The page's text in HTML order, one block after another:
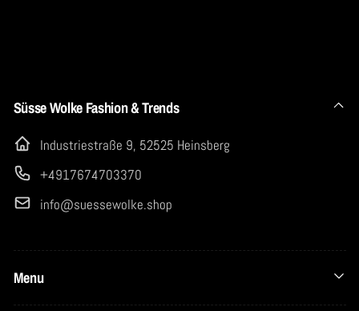
Süsse Wolke Fashion & Trends
Industriestraße 9, 52525 Heinsberg
+4917674703370
info@suessewolke.shop
Menu